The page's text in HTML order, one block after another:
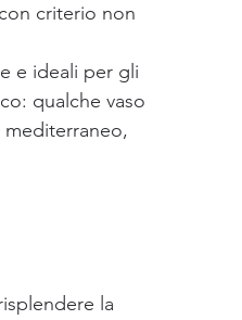
criterio non
e ideali per gli
qualche vaso
la